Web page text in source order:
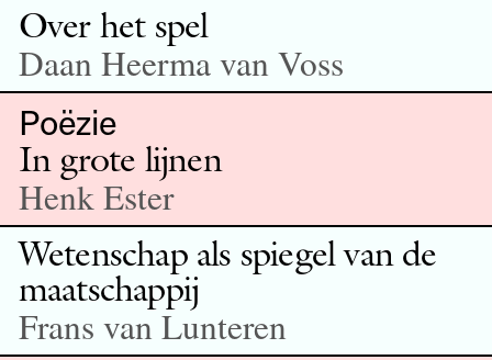
Over het spel
Daan Heerma van Voss
Poëzie
In grote lijnen
Henk Ester
Wetenschap als spiegel van de
maatschappij
Frans van Lunteren